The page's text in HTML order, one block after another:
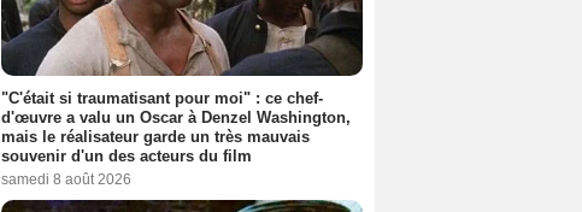
"C'était si traumatisant pour moi" : ce chef-
d'œuvre a valu un Oscar à Denzel Washington,
mais le réalisateur garde un très mauvais
souvenir d'un des acteurs du film
samedi 8 août 2026